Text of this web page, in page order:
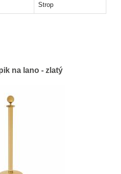
Strop
na lano - zlatý